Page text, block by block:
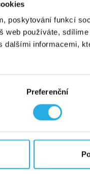
poskytování funkcí
web používáte,
dalšími informacemi,
Preferenční
akci a
nyní jen za polovinu!
START, která
Výběr varianty je
podrobnosti o akci a
akce na
zajímá